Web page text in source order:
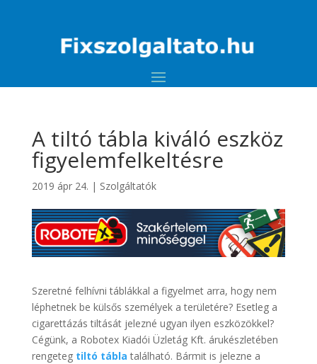
A tiltó tábla kiváló eszköz
figyelemfelkeltésre
2019 ápr 24. | Szolgáltatók
Szeretné felhívni táblákkal a figyelmet arra, hogy nem
léphetnek be külsős személyek a területére? Esetleg a
cigarettázás tiltását jelezné ugyan ilyen eszközökkel?
Cégünk, a Robotex Kiadói Üzletág Kft. árukészletében
rengeteg tiltó tábla található. Bármit is jelezne a